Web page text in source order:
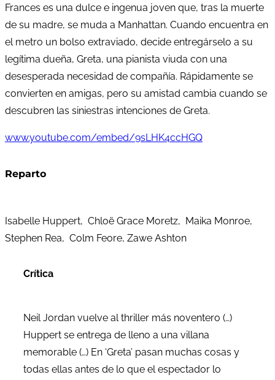
Frances es una dulce e ingenua joven que, tras la muerte
de su madre, se muda a Manhattan. Cuando encuentra en
el metro un bolso extraviado, decide entregárselo a su
legítima dueña, Greta, una pianista viuda con una
desesperada necesidad de compañía. Rápidamente se
convierten en amigas, pero su amistad cambia cuando se
descubren las siniestras intenciones de Greta.
www.youtube.com/embed/9sLHK4ccHGQ
Reparto
Isabelle Huppert, Chloë Grace Moretz, Maika Monroe,
Stephen Rea, Colm Feore, Zawe Ashton
Crítica
Neil Jordan vuelve al thriller más noventero (…)
Huppert se entrega de lleno a una villana
memorable (…) En ‘Greta’ pasan muchas cosas y
todas ellas antes de lo que el espectador lo